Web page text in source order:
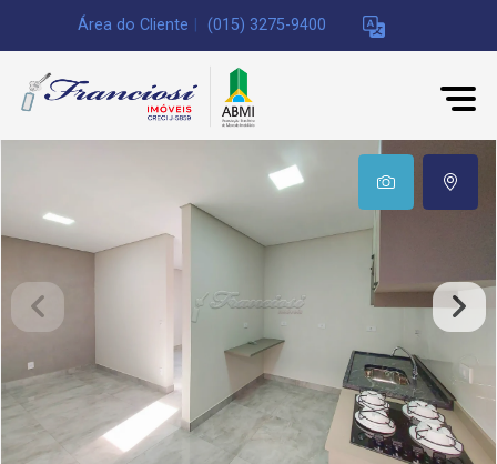
Área do Cliente (015) 3275-9400